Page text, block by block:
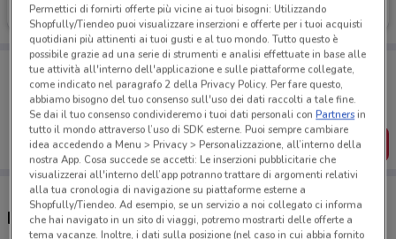
Scade il 28/01
Porta DoveConviene sempre con te!
Puoi trovare le migliori offerte dei negozi vicino a te,
salvarle e creare la tua lista del risparmio, comodamente
dal tuo cellulare.
SCARICA L’APP
Negozi Cofidis a Rimini
Permettici di fornirti offerte più vicine ai tuoi bisogni: Utilizzando
Shopfully/Tiendeo puoi visualizzare inserzioni e offerte per i tuoi acquisti
quotidiani più attinenti ai tuoi gusti e al tuo mondo. Tutto questo è
possibile grazie ad una serie di strumenti e analisi effettuate in base alle
tue attività all'interno dell'applicazione e sulle piattaforme collegate,
come indicato nel paragrafo 2 della Privacy Policy. Per fare questo,
abbiamo bisogno del tuo consenso sull'uso dei dati raccolti a tale fine.
Se dai il tuo consenso condivideremo i tuoi dati personali conPartnersin
tutto il mondo attraverso l’uso di SDK esterne. Puoi sempre cambiare
idea accedendo a Menu > Privacy > Personalizzazione, all’interno della
nostra App. Cosa succede se accetti: Le inserzioni pubblicitarie che
visualizzerai all'interno dell’app potranno trattare di argomenti relativi
alla tua cronologia di navigazione su piattaforme esterne a
Shopfully/Tiendeo. Ad esempio, se un servizio a noi collegato ci informa
che hai navigato in un sito di viaggi, potremo mostrarti delle offerte a
tema vacanze. Inoltre, i dati sulla posizione (nel caso in cui abbia fornito